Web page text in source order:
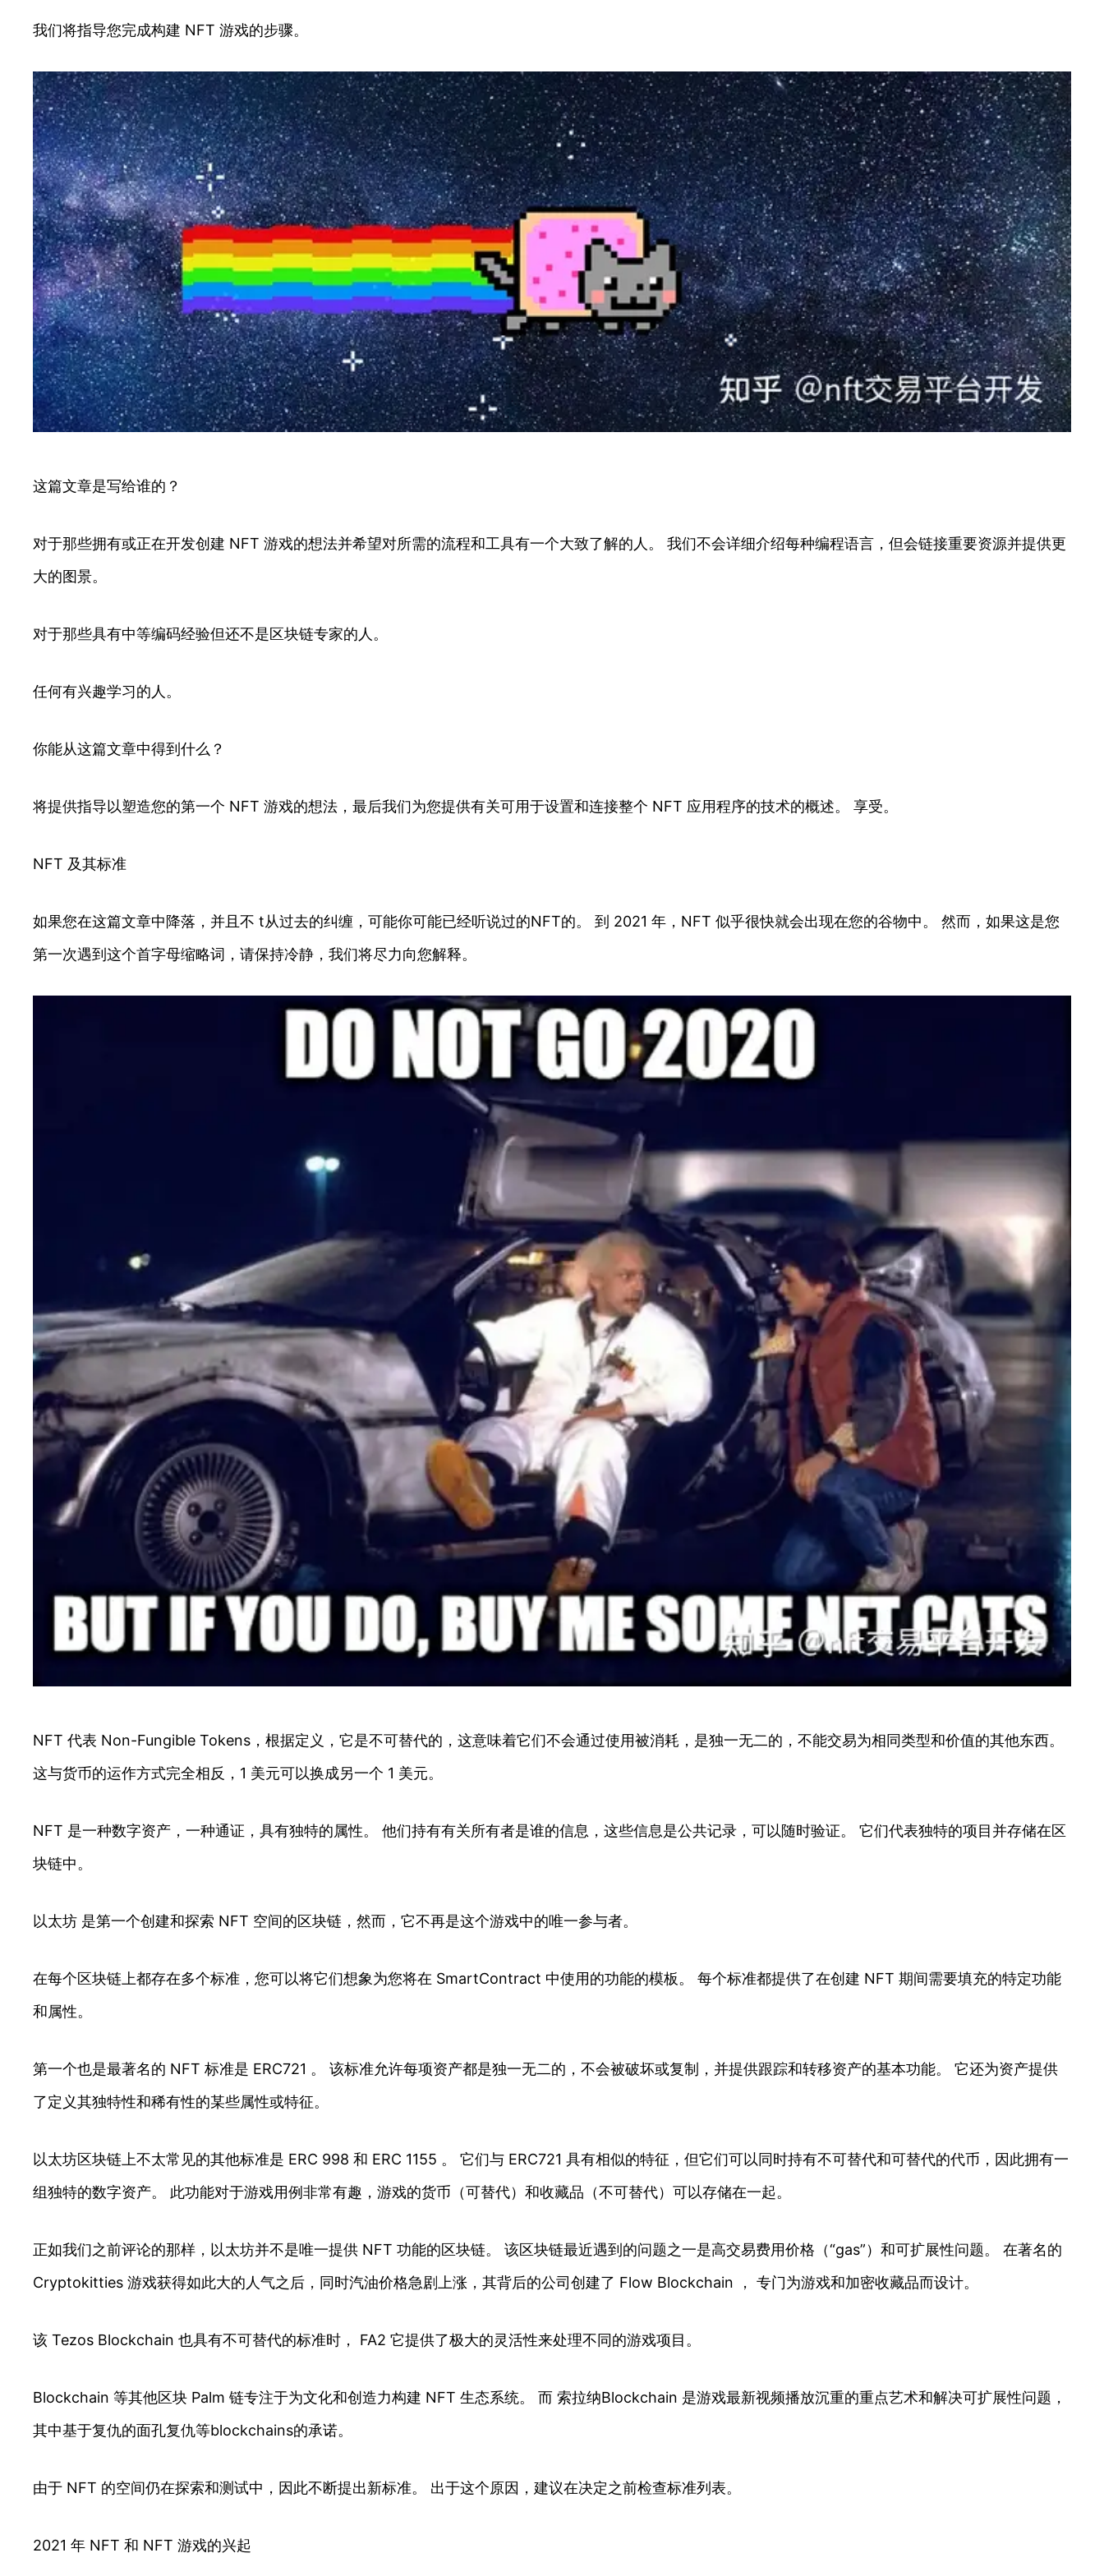
我们将指导您完成构建 NFT 游戏的步骤。
这篇文章是写给谁的？
对于那些拥有或正在开发创建 NFT 游戏的想法并希望对所需的流程和工具有一个大致了解的人。 我们不会详细介绍每种编程语言，但会链接重要资源并提供更
大的图景。
对于那些具有中等编码经验但还不是区块链专家的人。
任何有兴趣学习的人。
你能从这篇文章中得到什么？
将提供指导以塑造您的第一个 NFT 游戏的想法，最后我们为您提供有关可用于设置和连接整个 NFT 应用程序的技术的概述。 享受。
NFT 及其标准
如果您在这篇文章中降落，并且不 t从过去的纠缠，可能你可能已经听说过的NFT的。 到 2021 年，NFT 似乎很快就会出现在您的谷物中。 然而，如果这是您
第一次遇到这个首字母缩略词，请保持冷静，我们将尽力向您解释。
NFT 代表 Non-Fungible Tokens，根据定义，它是不可替代的，这意味着它们不会通过使用被消耗，是独一无二的，不能交易为相同类型和价值的其他东西。
这与货币的运作方式完全相反，1 美元可以换成另一个 1 美元。
NFT 是一种数字资产，一种通证，具有独特的属性。 他们持有有关所有者是谁的信息，这些信息是公共记录，可以随时验证。 它们代表独特的项目并存储在区
块链中。
以太坊 是第一个创建和探索 NFT 空间的区块链，然而，它不再是这个游戏中的唯一参与者。
在每个区块链上都存在多个标准，您可以将它们想象为您将在 SmartContract 中使用的功能的模板。 每个标准都提供了在创建 NFT 期间需要填充的特定功能
和属性。
第一个也是最著名的 NFT 标准是 ERC721 。 该标准允许每项资产都是独一无二的，不会被破坏或复制，并提供跟踪和转移资产的基本功能。 它还为资产提供
了定义其独特性和稀有性的某些属性或特征。
以太坊区块链上不太常见的其他标准是 ERC 998 和 ERC 1155 。 它们与 ERC721 具有相似的特征，但它们可以同时持有不可替代和可替代的代币，因此拥有一
组独特的数字资产。 此功能对于游戏用例非常有趣，游戏的货币（可替代）和收藏品（不可替代）可以存储在一起。
正如我们之前评论的那样，以太坊并不是唯一提供 NFT 功能的区块链。 该区块链最近遇到的问题之一是高交易费用价格（“gas”）和可扩展性问题。 在著名的
Cryptokitties 游戏获得如此大的人气之后，同时汽油价格急剧上涨，其背后的公司创建了 Flow Blockchain ， 专门为游戏和加密收藏品而设计。
该 Tezos Blockchain 也具有不可替代的标准时， FA2 它提供了极大的灵活性来处理不同的游戏项目。
Blockchain 等其他区块 Palm 链专注于为文化和创造力构建 NFT 生态系统。 而 索拉纳Blockchain 是游戏最新视频播放沉重的重点艺术和解决可扩展性问题，
其中基于复仇的面孔复仇等blockchains的承诺。
由于 NFT 的空间仍在探索和测试中，因此不断提出新标准。 出于这个原因，建议在决定之前检查标准列表。
2021 年 NFT 和 NFT 游戏的兴起